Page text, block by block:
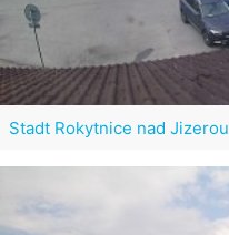
Stadt Rokytnice nad Jizerou